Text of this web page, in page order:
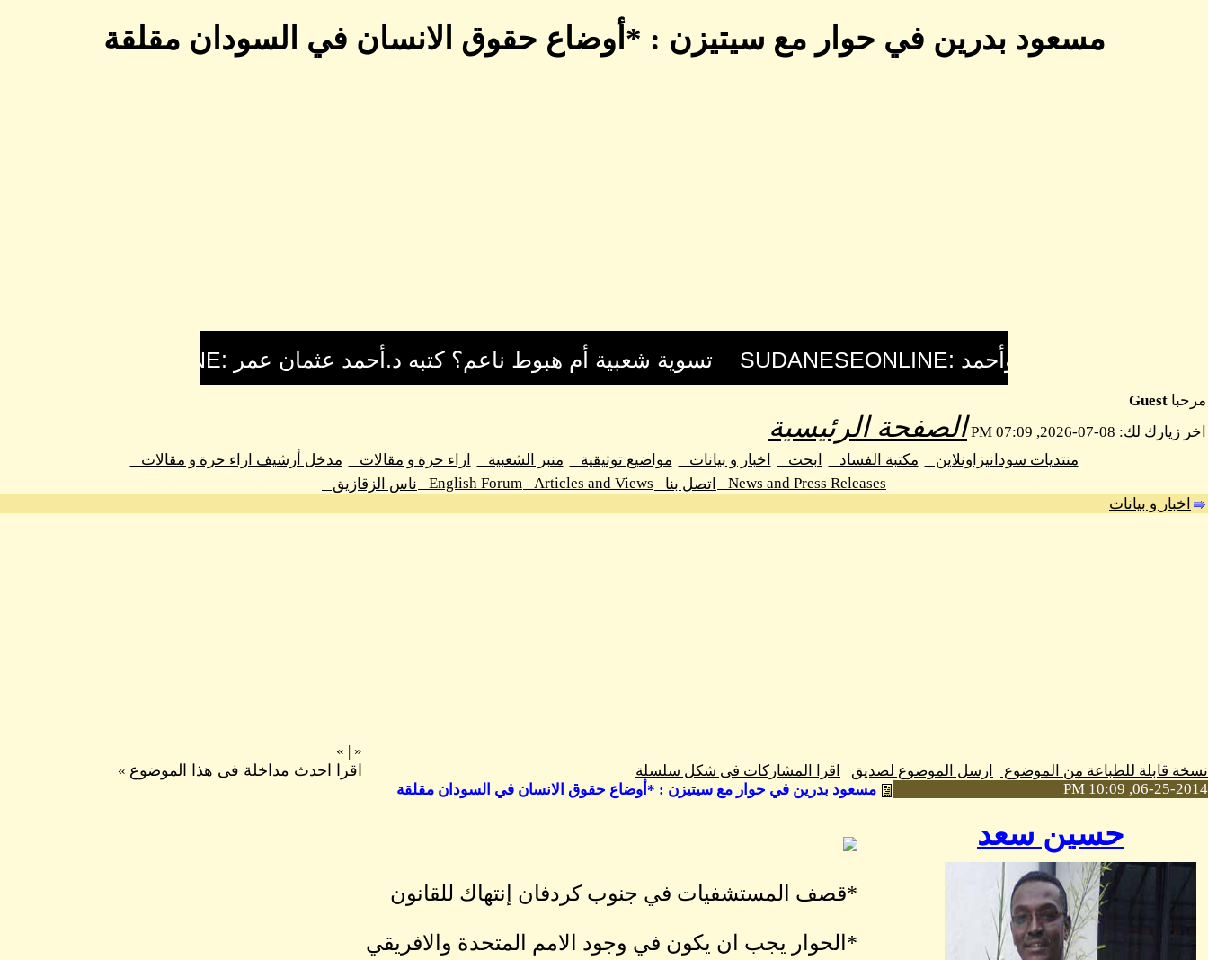
مسعود بدرين في حوار مع سيتيزن : *أوضاع حقوق الانسان في السودان مقلقة
مرحبا Guest
اخر زيارك لك: 08-07-2026, 07:09 PM
الصفحة الرئيسية
منتديات سودانيزاونلاين مكتبة الفساد ابحث اخبار و بيانات مواضيع توثيقية منبر الشعبية اراء حرة و مقالات
مدخل أرشيف اراء حرة و مقالات
News and Press Releases
اتصل بنا Articles and Views
English Forum
ناس الزقازيق
اخبار و بيانات
نسخة قابلة للطباعة من الموضوع ارسل الموضوع لصديق اقرا المشاركات فى شكل سلسلة
«
|
»
اقرا احدث مداخلة فى هذا الموضوع »
06-25-2014, 10:09 PM
حسين سعد
مسعود بدرين في حوار مع سيتيزن : *أوضاع حقوق الانسان في السودان مقلقة
*قصف المستشفيات في جنوب كردفان إنتهاك للقانون
*الحوار يجب ان يكون في وجود الامم المتحدة والافريقي